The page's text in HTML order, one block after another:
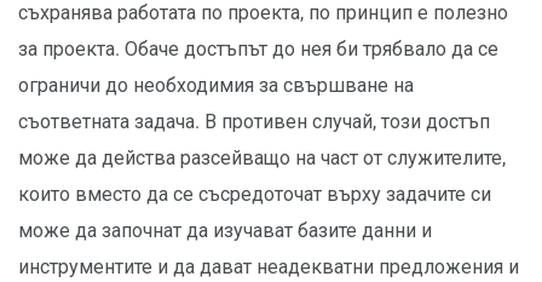
съхранява работата по проекта, по принцип е полезно
за проекта. Обаче достъпът до нея би трябвало да се
ограничи до необходимия за свършване на
съответната задача. В противен случай, този достъп
може да действа разсейващо на част от служителите,
които вместо да се съсредоточат върху задачите си
може да започнат да изучават базите данни и
инструментите и да дават неадекватни предложения и